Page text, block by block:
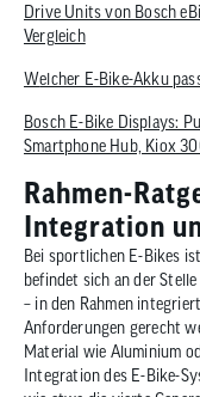
Drive Units von Bosch
Vergleich
Welcher E-Bike-Akku
Bosch E-Bike Displays:
Smartphone Hub, Kiox
Rahmen-
Integration
Bei sportlichen E-Bikes
befindet sich an der
– in den Rahmen
Anforderungen gerecht
Material wie Aluminium
Integration des E-Bike-